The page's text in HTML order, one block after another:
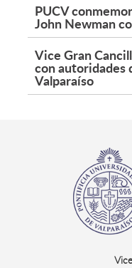
PUCV
John Newman
Vice Gran
con autoridades
Valparaíso